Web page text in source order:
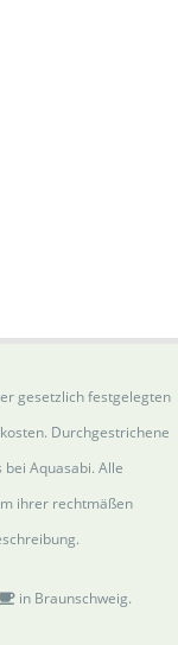
gesetzlich festgelegten
Durchgestrichene
Aquasabi. Alle
ihrer rechtmäßen
in Braunschweig.